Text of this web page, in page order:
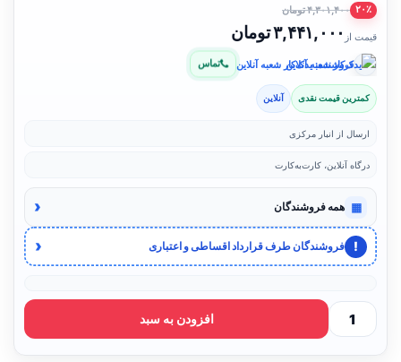
۲۰٪ ۴,۳۰۱,۴۰۰ تومان
قیمت از ۳,۴۴۱,۰۰۰ تومان
فروشنده: یدک‌کار شعبه آنلاین تماس
کمترین قیمت نقدی آنلاین
ارسال از انبار مرکزی
درگاه آنلاین، کارت‌به‌کارت
▦ همه فروشندگان ‹
! فروشندگان طرف قرارداد اقساطی و اعتباری ‹
افزودن به سبد